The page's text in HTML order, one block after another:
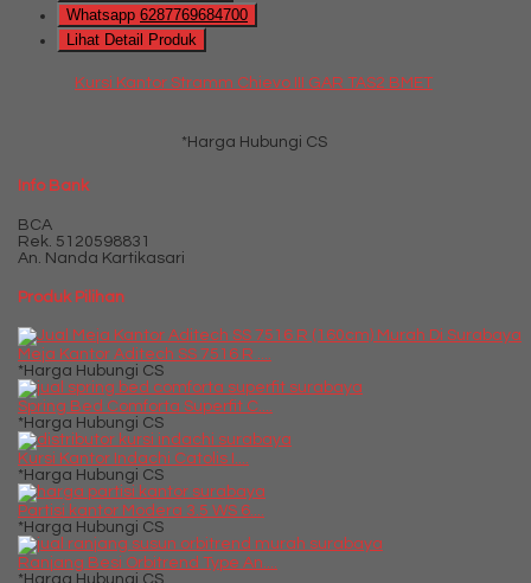
Whatsapp 6287769684700
Lihat Detail Produk
Kursi Kantor Stramm Chievo III GAR TAS2 BMET
*Harga Hubungi CS
Info Bank
BCA
Rek. 5120598831
An. Nanda Kartikasari
Produk Pilihan
Meja Kantor Aditech SS 7516 R ....
*Harga Hubungi CS
Spring Bed Comforta Superfit C....
*Harga Hubungi CS
Kursi Kantor Indachi Catolis I....
*Harga Hubungi CS
Partisi kantor Modera 3.5 WS 6....
*Harga Hubungi CS
Ranjang Besi Orbitrend Type An....